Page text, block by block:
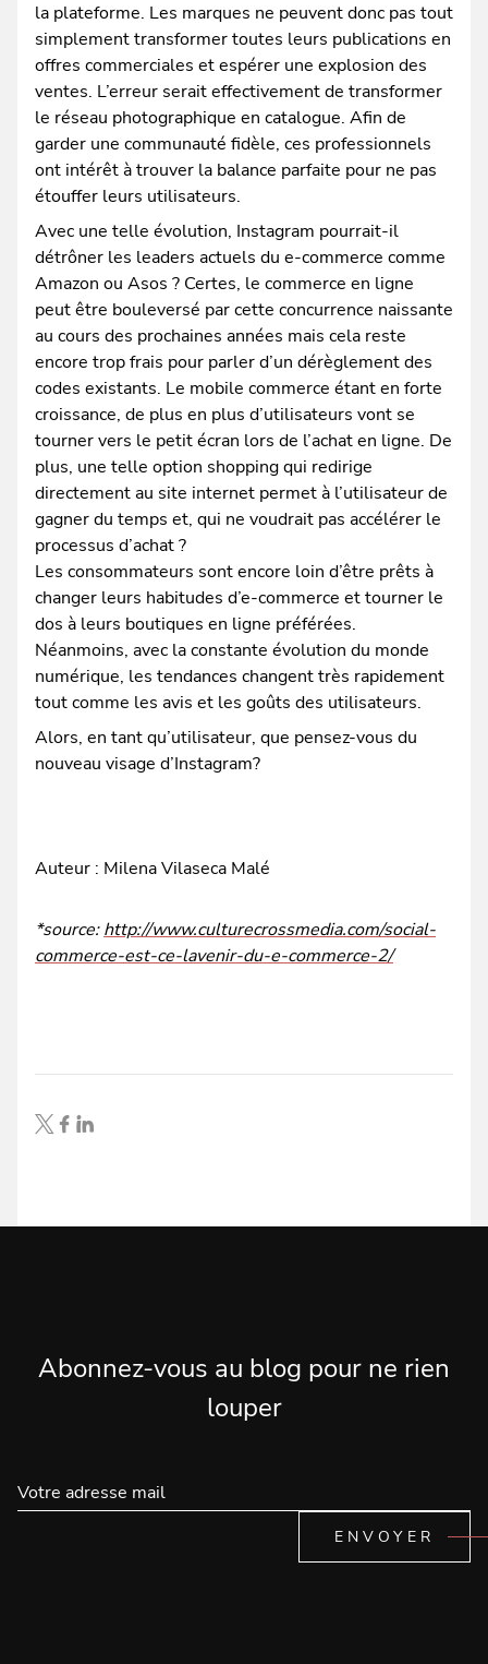
la plateforme. Les marques ne peuvent donc pas tout
simplement transformer toutes leurs publications en
offres commerciales et espérer une explosion des
ventes. L’erreur serait effectivement de transformer
le réseau photographique en catalogue. Afin de
garder une communauté fidèle, ces professionnels
ont intérêt à trouver la balance parfaite pour ne pas
étouffer leurs utilisateurs.
Avec une telle évolution, Instagram pourrait-il
détrôner les leaders actuels du e-commerce comme
Amazon ou Asos ? Certes, le commerce en ligne
peut être bouleversé par cette concurrence naissante
au cours des prochaines années mais cela reste
encore trop frais pour parler d’un dérèglement des
codes existants. Le mobile commerce étant en forte
croissance, de plus en plus d’utilisateurs vont se
tourner vers le petit écran lors de l’achat en ligne. De
plus, une telle option shopping qui redirige
directement au site internet permet à l’utilisateur de
gagner du temps et, qui ne voudrait pas accélérer le
processus d’achat ?
Les consommateurs sont encore loin d’être prêts à
changer leurs habitudes d’e-commerce et tourner le
dos à leurs boutiques en ligne préférées.
Néanmoins, avec la constante évolution du monde
numérique, les tendances changent très rapidement
tout comme les avis et les goûts des utilisateurs.
Alors, en tant qu’utilisateur, que pensez-vous du
nouveau visage d’Instagram?
Auteur : Milena Vilaseca Malé
*source:http://www.culturecrossmedia.com/social-
commerce-est-ce-lavenir-du-e-commerce-2/
Abonnez-vous au blog pour ne rien
louper
ENVOYER